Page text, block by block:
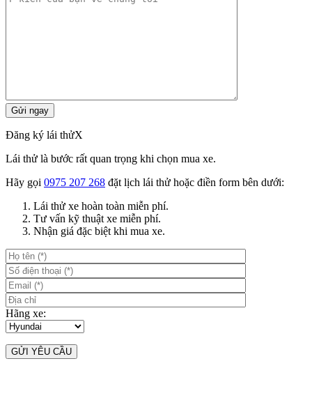
Đăng ký lái thửX
Lái thử là bước rất quan trọng khi chọn mua xe.
Hãy gọi 0975 207 268 đặt lịch lái thử hoặc điền form bên dưới:
Lái thử xe hoàn toàn miễn phí.
Tư vấn kỹ thuật xe miễn phí.
Nhận giá đặc biệt khi mua xe.
Hãng xe: